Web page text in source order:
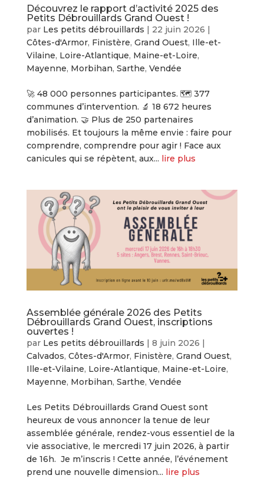
Découvrez le rapport d’activité 2025 des
Petits Débrouillards Grand Ouest !
par Les petits débrouillards | 22 juin 2026 |
Côtes-d'Armor, Finistère, Grand Ouest, Ille-et-
Vilaine, Loire-Atlantique, Maine-et-Loire,
Mayenne, Morbihan, Sarthe, Vendée
🚀 48 000 personnes participantes. 🗺️ 377
communes d’intervention. 🔬 18 672 heures
d’animation. 🤝 Plus de 250 partenaires
mobilisés. Et toujours la même envie : faire pour
comprendre, comprendre pour agir ! Face aux
canicules qui se répètent, aux... lire plus
Assemblée générale 2026 des Petits
Débrouillards Grand Ouest, inscriptions
ouvertes !
par Les petits débrouillards | 8 juin 2026 |
Calvados, Côtes-d'Armor, Finistère, Grand Ouest,
Ille-et-Vilaine, Loire-Atlantique, Maine-et-Loire,
Mayenne, Morbihan, Sarthe, Vendée
Les Petits Débrouillards Grand Ouest sont
heureux de vous annoncer la tenue de leur
assemblée générale, rendez-vous essentiel de la
vie associative, le mercredi 17 juin 2026, à partir
de 16h. Je m’inscris ! Cette année, l’événement
prend une nouvelle dimension... lire plus